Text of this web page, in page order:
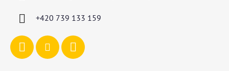
+420 739 133 159